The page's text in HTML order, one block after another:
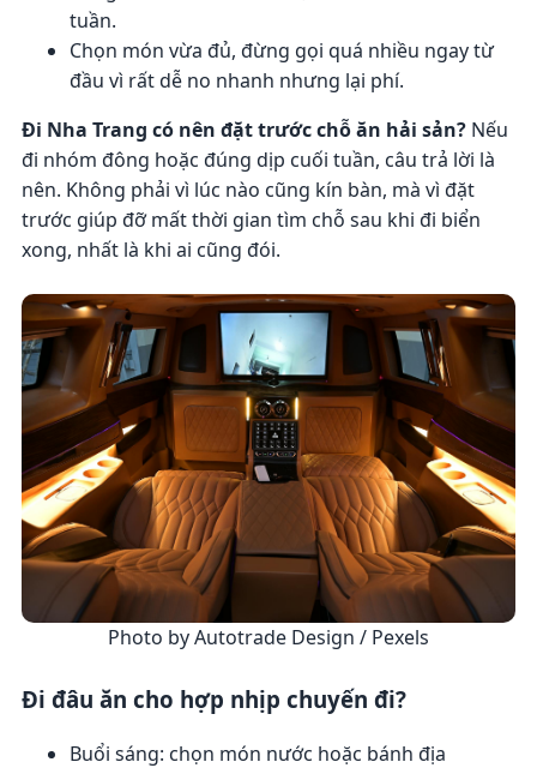
tuần.
Chọn món vừa đủ, đừng gọi quá nhiều ngay từ
đầu vì rất dễ no nhanh nhưng lại phí.
Đi Nha Trang có nên đặt trước chỗ ăn hải sản?Nếu
đi nhóm đông hoặc đúng dịp cuối tuần, câu trả lời là
nên. Không phải vì lúc nào cũng kín bàn, mà vì đặt
trước giúp đỡ mất thời gian tìm chỗ sau khi đi biển
xong, nhất là khi ai cũng đói.
Photo by Autotrade Design / Pexels
Đi đâu ăn cho hợp nhịp chuyến đi?
Buổi sáng: chọn món nước hoặc bánh địa